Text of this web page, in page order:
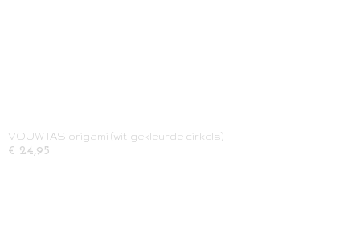
VOUWTAS origami (wit-gekleurde cirkels)
€ 24,95